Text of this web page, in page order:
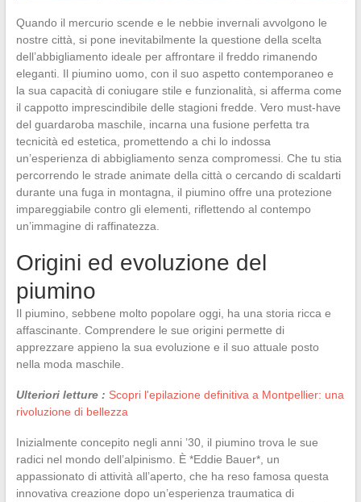
Quando il mercurio scende e le nebbie invernali avvolgono le
nostre città, si pone inevitabilmente la questione della scelta
dell’abbigliamento ideale per affrontare il freddo rimanendo
eleganti. Il piumino uomo, con il suo aspetto contemporaneo e
la sua capacità di coniugare stile e funzionalità, si afferma come
il cappotto imprescindibile delle stagioni fredde. Vero must-have
del guardaroba maschile, incarna una fusione perfetta tra
tecnicità ed estetica, promettendo a chi lo indossa
un’esperienza di abbigliamento senza compromessi. Che tu stia
percorrendo le strade animate della città o cercando di scaldarti
durante una fuga in montagna, il piumino offre una protezione
impareggiabile contro gli elementi, riflettendo al contempo
un’immagine di raffinatezza.
Origini ed evoluzione del
piumino
Il piumino, sebbene molto popolare oggi, ha una storia ricca e
affascinante. Comprendere le sue origini permette di
apprezzare appieno la sua evoluzione e il suo attuale posto
nella moda maschile.
Ulteriori letture : Scopri l'epilazione definitiva a Montpellier: una
rivoluzione di bellezza
Inizialmente concepito negli anni ’30, il piumino trova le sue
radici nel mondo dell’alpinismo. È *Eddie Bauer*, un
appassionato di attività all’aperto, che ha reso famosa questa
innovativa creazione dopo un’esperienza traumatica di